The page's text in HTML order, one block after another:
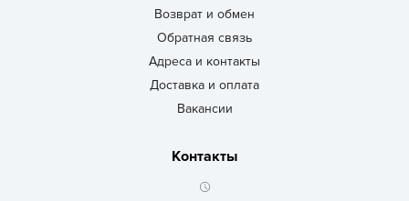
Возврат и обмен
Обратная связь
Адреса и контакты
Доставка и оплата
Вакансии
Контакты